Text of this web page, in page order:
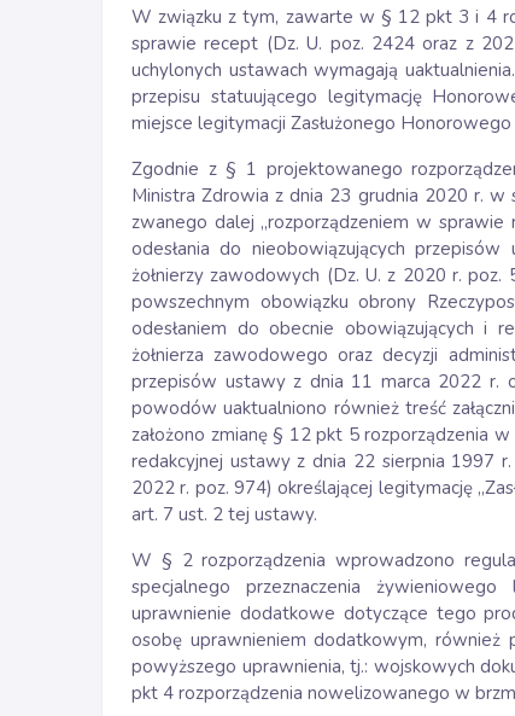
W związku z tym, zawarte w § 12 pkt 3 i 4
sprawie recept (Dz. U. poz. 2424 oraz z
uchylonych ustawach wymagają
przepisu statuującego legitymację
miejsce legitymacji Zasłużonego
Zgodnie z § 1 projektowanego
Ministra Zdrowia z dnia 23 grudnia 2020 r.
zwanego dalej „rozporządzeniem w sprawie
odesłania do nieobowiązujących
żołnierzy zawodowych (Dz. U. z 2020 r.
powszechnym obowiązku obrony
odesłaniem do obecnie obowiązujących i
żołnierza zawodowego oraz decyzji
przepisów ustawy z dnia 11 marca 2022 r.
powodów uaktualniono również treść
założono zmianę § 12 pkt 5 rozporządzenia
redakcyjnej ustawy z dnia 22 sierpnia 1997
2022 r. poz. 974) określającej legitymację
art. 7 ust. 2 tej ustawy.
W § 2 rozporządzenia wprowadzono
specjalnego przeznaczenia
uprawnienie dodatkowe dotyczące tego
osobę uprawnieniem dodatkowym, również
powyższego uprawnienia, tj.: wojskowych
pkt 4 rozporządzenia nowelizowanego w